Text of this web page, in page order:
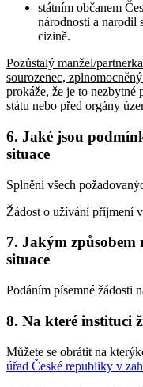
státním občanem
národnosti a narodil
cizině.
Pozůstalý manžel/
sourozenec,
prokáže, že je to nezbytné
státu nebo před orgány
6. Jaké jsou
situace
Splnění všech
Žádost o užívání příjmení
7. Jakým způsobem
situace
Podáním písemné žádosti
8. Na které instituci
Můžete se obrátit na
úřad České republiky v